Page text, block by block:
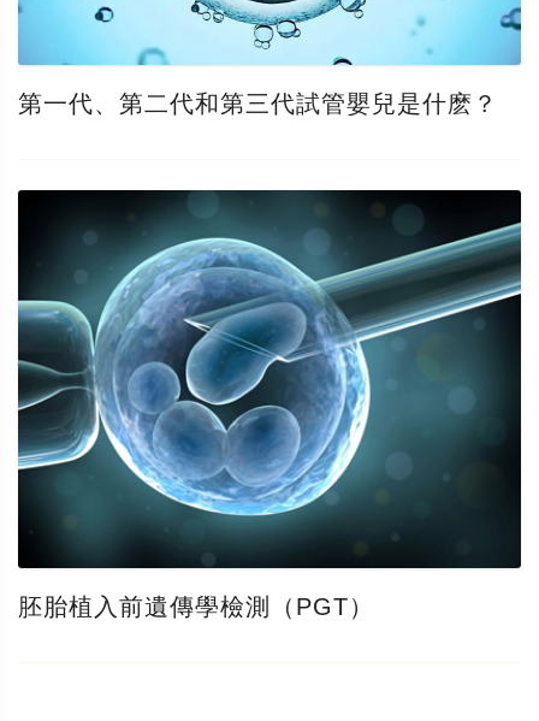
第一代、第二代和第三代試管嬰兒是什麽？
胚胎植入前遺傳學檢測（PGT）